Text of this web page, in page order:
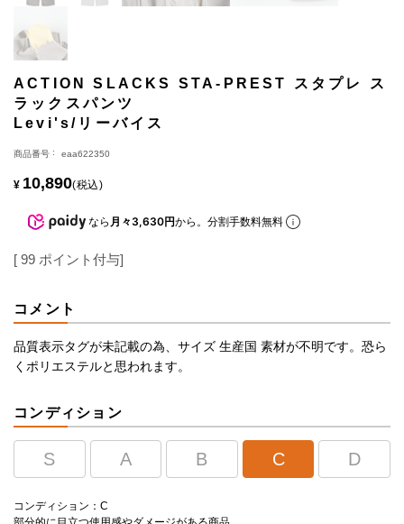
ACTION SLACKS STA-PREST スタプレ ス
ラックスパンツ
Levi's/リーバイス
商品番号 eaa622350
¥ 10,890 税込
なら 月々3,630円から。分割手数料無料
[ 99 ポイント付与]
コメント
品質表示タグが未記載の為、サイズ 生産国 素材が不明です。恐ら
くポリエステルと思われます。
コンディション
S A B C D
コンディション：C